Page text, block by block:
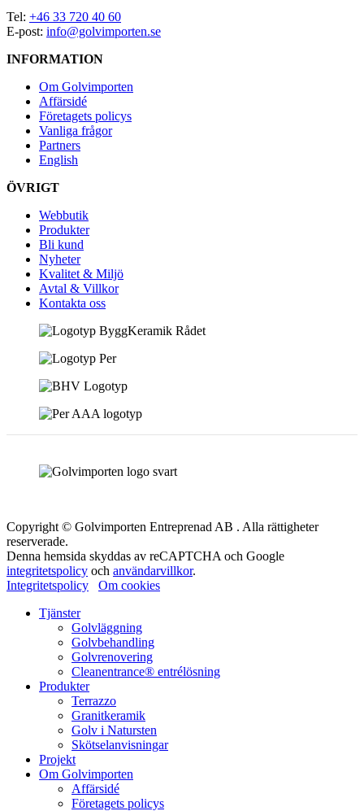
Tel: +46 33 720 40 60
E-post: info@golvimporten.se
INFORMATION
Om Golvimporten
Affärsidé
Företagets policys
Vanliga frågor
Partners
English
ÖVRIGT
Webbutik
Produkter
Bli kund
Nyheter
Kvalitet & Miljö
Avtal & Villkor
Kontakta oss
Copyright © Golvimporten Entreprenad AB . Alla rättigheter
reserverade.
Denna hemsida skyddas av reCAPTCHA och Google
integritetspolicy och användarvillkor.
Integritetspolicy
Om cookies
Tjänster
Golvläggning
Golvbehandling
Golvrenovering
Cleanentrance® entrélösning
Produkter
Terrazzo
Granitkeramik
Golv i Natursten
Skötselanvisningar
Projekt
Om Golvimporten
Affärsidé
Företagets policys